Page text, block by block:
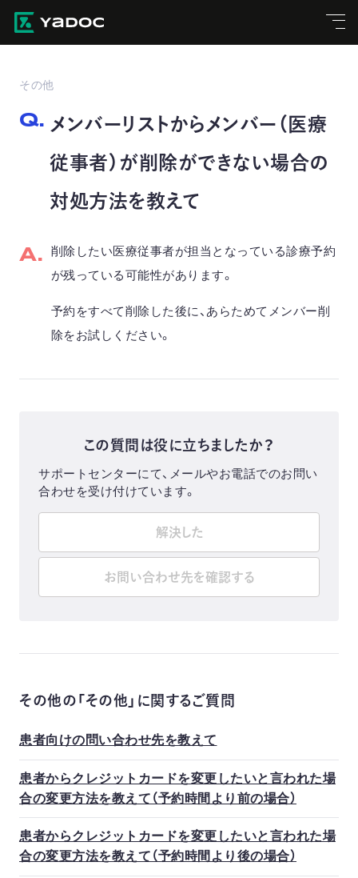
その他
メンバーリストからメンバー（医療
従事者）が削除ができない場合の
対処方法を教えて
削除したい医療従事者が担当となっている診療予約
が残っている可能性があります。
予約をすべて削除した後に、あらためてメンバー削
除をお試しください。
この質問は役に立ちましたか？
サポートセンターにて、メールやお電話でのお問い
合わせを受け付けています。
解決した
お問い合わせ先を確認する
その他の「その他」に関するご質問
患者向けの問い合わせ先を教えて
患者からクレジットカードを変更したいと言われた場
合の変更方法を教えて（予約時間より前の場合）
患者からクレジットカードを変更したいと言われた場
合の変更方法を教えて（予約時間より後の場合）